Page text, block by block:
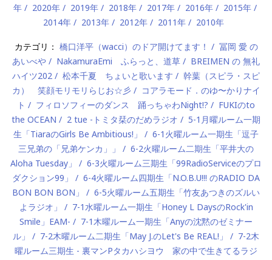
年
2020年 2019年 2018年 2017年 2016年
2015年
2014年
2013年 2012年 2011年 2010年
カテゴリ： 橋口洋平（wacci）のドア開けてます！
冨岡 愛 の
あいべや
NakamuraEmi ふらっと、道草
BREIMEN の 無礼
ハイツ202
松本千夏 ちょいと歌います
幹葉（スピラ・スピ
カ） 笑顔モリモリらじお☆彡
コアラモード．のゆ〜かりナイ
ト
フィロソフィーのダンス 踊っちゃわNight!?
FUKIのto
the OCEAN
2 tue -トミタ栞のだめラジオ
5-1月曜ルーム一期
生「TiaraのGirls Be Ambitious!」
6-1火曜ルーム一期生「逗子
三兄弟の「兄弟ケンカ」」
6-2火曜ルーム二期生「平井大の
Aloha Tuesday」
6-3火曜ルーム三期生「99RadioServiceのプロ
ダクション99」
6-4火曜ルーム四期生「N.O.B.U!!! のRADIO DA
BON BON BON」
6-5火曜ルーム五期生「竹友あつきのズルい
よラジオ」
7-1水曜ルーム一期生「Honey L DaysのRock'in
Smile」EAM-
7-1木曜ルーム一期生「Anyの沈黙のゼミナー
ル」
7-2木曜ルーム二期生「May J.のLet's Be REAL!」
7-2木
曜ルーム三期生 - 裏マンPタカハシヨウ 家の中で生きてるラジ